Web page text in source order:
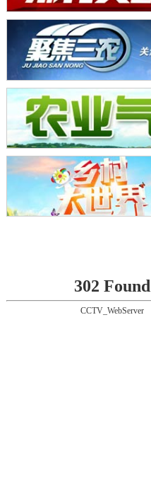
302 Found
CCTV_WebServer